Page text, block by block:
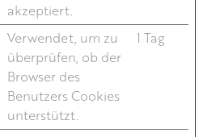
akzeptiert.
Verwendet, um zu
überprüfen, ob der
Browser des
Benutzers Cookies
unterstützt.
1 Tag